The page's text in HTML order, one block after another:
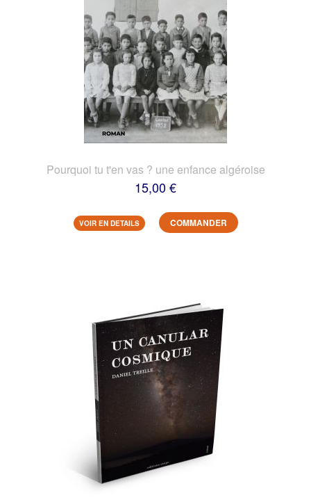
Pourquoi tu t'en vas ? une enfance algéroise
15,00 €
VOIR EN DETAILS COMMANDER